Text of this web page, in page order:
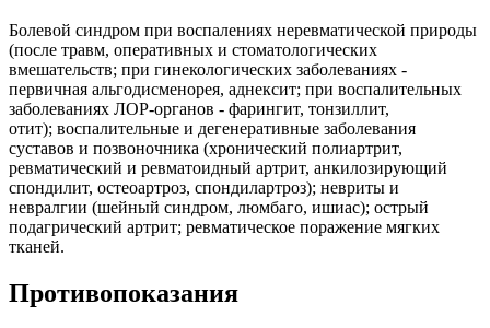
Болевой синдром при воспалениях неревматической природы
(после травм, оперативных и стоматологических
вмешательств; при гинекологических заболеваниях -
первичная альгодисменорея, аднексит; при воспалительных
заболеваниях ЛОР-органов - фарингит, тонзиллит,
отит); воспалительные и дегенеративные заболевания
суставов и позвоночника (хронический полиартрит,
ревматический и ревматоидный артрит, анкилозирующий
спондилит, остеоартроз, спондилартроз); невриты и
невралгии (шейный синдром, люмбаго, ишиас); острый
подагрический артрит; ревматическое поражение мягких
тканей.
Противопоказания